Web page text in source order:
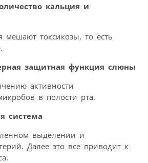
кальция и
мешают токсикозы, то есть
защитная функция слюны
активности
в полости рта.
система
выделении и
Далее это все приводит к